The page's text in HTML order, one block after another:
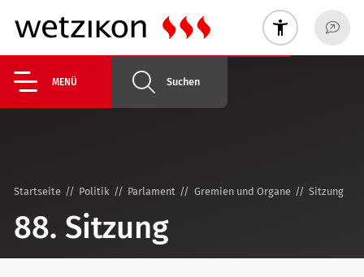
MENÜ Suchen
Startseite Politik Parlament Gremien und Organe Sitzung
88. Sitzung